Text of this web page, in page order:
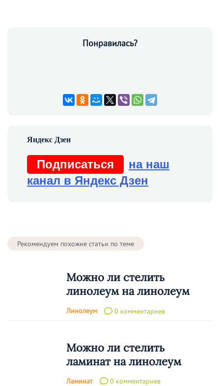
Понравилась?
Подписаться
на наш
канал в Яндекс Дзен
Рекомендуем похожие статьи по теме
Можно ли стелить
линолеум на линолеум
Линолеум 0 комментариев
Можно ли стелить
ламинат на линолеум
Ламинат 0 комментариев